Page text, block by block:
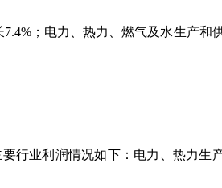
7.4% ；电力、热力、燃气及水生产和
行业利润情况如下：电力、热力生